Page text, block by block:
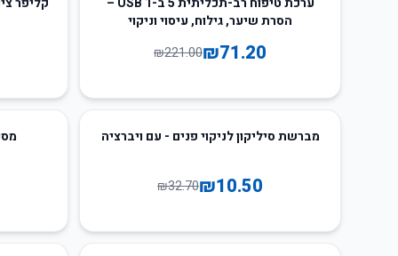
הסרת שיער, גילוח, עיסוי וניקוי
₪71.20
₪221.00
68%מברשת סיליקון לניקוי פנים - עם ויברציה
₪10.50
₪32.70